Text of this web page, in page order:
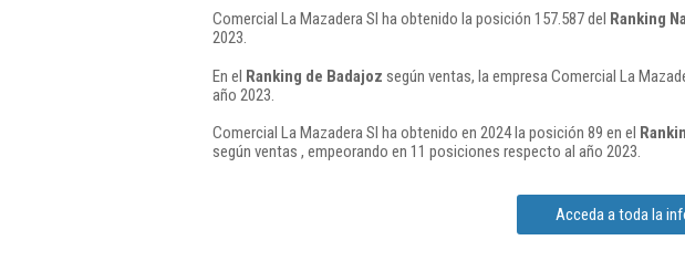
Comercial La Mazadera Sl ha obtenido la posición 157.587 del Ranking
2023.
En el Ranking de Badajoz según ventas, la empresa Comercial La
año 2023.
Comercial La Mazadera Sl ha obtenido en 2024 la posición 89 en el
según ventas , empeorando en 11 posiciones respecto al año 2023.
Acceda a toda la